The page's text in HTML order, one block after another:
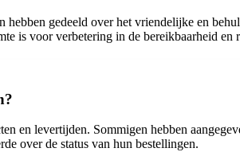
gedeeld over het vriendelijke en
is voor verbetering in de bereikbaarheid en
en levertijden. Sommigen hebben
over de status van hun bestellingen.